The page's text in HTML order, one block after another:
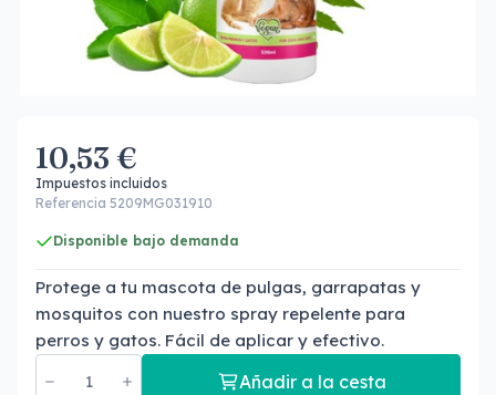
10,53 €
Impuestos incluidos
Referencia 5209MG031910
Disponible bajo demanda
Protege a tu mascota de pulgas, garrapatas y
mosquitos con nuestro spray repelente para
perros y gatos. Fácil de aplicar y efectivo.
Añadir a la cesta